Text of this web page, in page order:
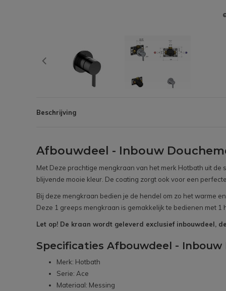
Beschrijving
Afbouwdeel - Inbouw
Met Deze prachtige mengkraan van het merk Hotbath uit
blijvende mooie kleur. De coating zorgt ook voor een
Bij deze mengkraan bedien je de hendel om zo het warme
Deze 1 greeps mengkraan is gemakkelijk te bedienen met
Let op! De kraan wordt geleverd exclusief inbouwdeel,
Specificaties Afbouwdeel -
Merk: Hotbath
Serie: Ace
Materiaal: Messing